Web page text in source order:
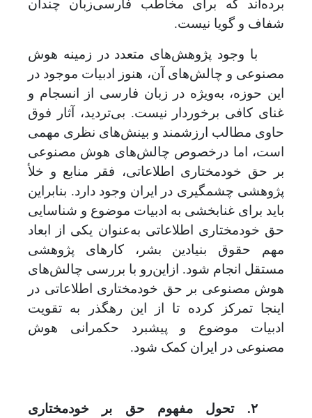
برده اند که برای مخاطب فارسی‌زبان چندان
شفاف و گویا نیست.
با وجود پژوهش‌های متعدد در زمینه هوش
مصنوعی و چالش‌های آن، هنوز ادبیات موجود در
این حوزه، به‌ویژه در زبان فارسی از انسجام و
غنای کافی برخوردار نیست. بیتردید، آثار فوق
حاوی مطالب ارزشمند و بینشهای نظری مهمی
است، اما درخصوص چالشهای هوش مصنوعی
بر حق خودمختاری اطلاعاتی، فقر منابع و خلأ
پژوهشی چشمگیری در ایران وجود دارد. بنابراین
باید برای غنابخشی به ادبیات موضوع و شناسایی
حق خودمختاری اطلاعاتی بهعنوان یکی از ابعاد
مهم حقوق بنیادین بشر، کارهای پژوهشی
مستقل انجام شود. ازاین‌رو با بررسی چالش‌های
هوش مصنوعی بر حق خودمختاری اطلاعاتی در
اینجا تمرکز کرده تا از این رهگذر به تقویت
ادبیات موضوع و پیشبرد حکمرانی هوش
مصنوعی در ایران کمک شود.
۲. تحول مفهوم حق بر خودمختاری